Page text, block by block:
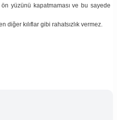
ön yüzünü kapatmaması ve bu sayede
diğer kılıflar gibi rahatsızlık vermez.